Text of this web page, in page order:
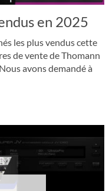
en 2025
les plus vendus cette
de vente de Thomann
avons demandé à